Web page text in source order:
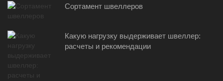
Сортамент швеллеров
Какую нагрузку выдерживает швеллер:
расчеты и рекомендации